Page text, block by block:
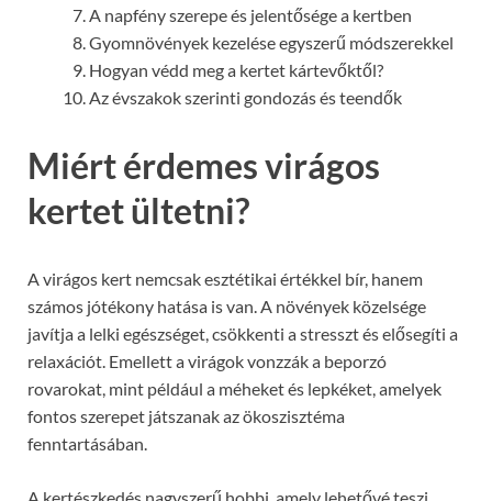
A napfény szerepe és jelentősége a kertben
Gyomnövények kezelése egyszerű módszerekkel
Hogyan védd meg a kertet kártevőktől?
Az évszakok szerinti gondozás és teendők
Miért érdemes virágos
kertet ültetni?
A virágos kert nemcsak esztétikai értékkel bír, hanem
számos jótékony hatása is van. A növények közelsége
javítja a lelki egészséget, csökkenti a stresszt és elősegíti a
relaxációt. Emellett a virágok vonzzák a beporzó
rovarokat, mint például a méheket és lepkéket, amelyek
fontos szerepet játszanak az ökoszisztéma
fenntartásában.